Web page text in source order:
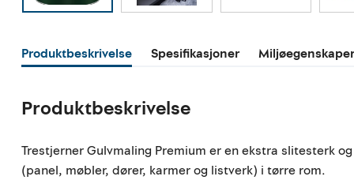
Produktbeskrivelse Spesifikasjoner
Produktbeskrivelse
Trestjerner Gulvmaling Premium er en ekstra slitesterk
(panel, møbler, dører, karmer og listverk) i tørre rom.